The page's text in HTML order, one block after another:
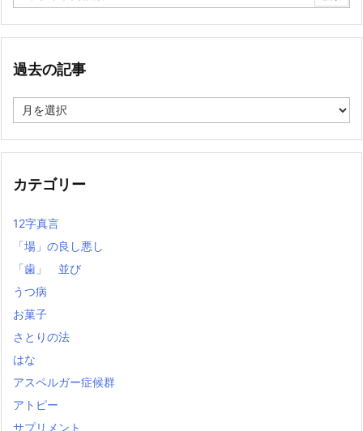
過去の記事
去
記
カテゴリー
12字真言
「場」の良し悪し
「歯」 並び
うつ病
お菓子
さとりの法
はな
アスペルガー症候群
アトピー
サプリメント